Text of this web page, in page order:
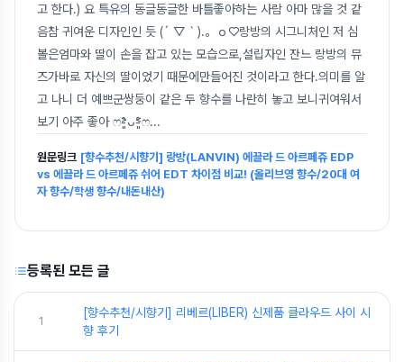
고 한다.) 요 특유의 동글동글한 바틀좋아하는 사람 아마 많을 것 같
음참 귀여운 디자인인 듯 (´ ▽｀).。ｏ♡랑방의 시그니처인 저 심
볼은엄마와 딸이 손을 잡고 있는 모습으로,설립자인 잔느 랑방의 뮤
즈가바로 자신의 딸이었기 때문에만들어진 것이라고 한다.의미를 알
고 나니 더 예쁘군쌍둥이 같은 두 향수를 나란히 놓고 보니귀여워서
보기 아주 좋아 ෆ˃̵͈̑ᴗ˂̵͈̑ෆ...
원문링크 [향수추천/시향기] 랑방(LANVIN) 에끌라 드 아르페쥬 EDP
vs 에끌라 드 아르페쥬 쉬어 EDT 차이점 비교! (올리브영 향수/20대 여
자 향수/학생 향수/내돈내산)
등록된 모든 글
1
[향수추천/시향기] 리베르(LIBER) 신제품 클라우드 사이 시
향 후기